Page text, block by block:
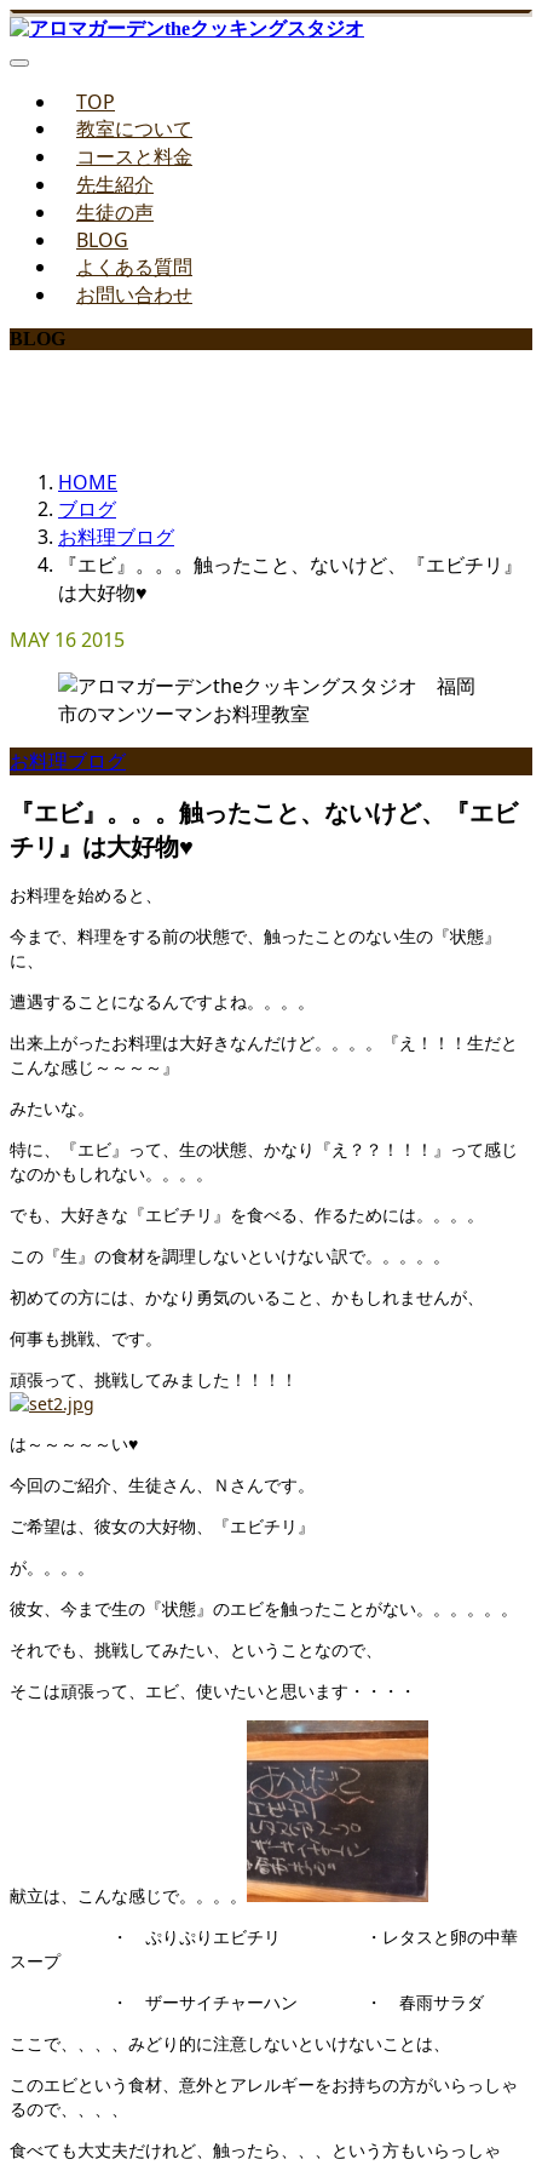
TOP
教室について
コースと料金
先生紹介
生徒の声
BLOG
よくある質問
お問い合わせ
BLOG
HOME
ブログ
お料理ブログ
『エビ』。。。触ったこと、ないけど、『エビチリ』
は大好物♥
MAY 162015
お料理ブログ
『エビ』。。。触ったこと、ないけど、『エビ
チリ』は大好物♥
お料理を始めると、
今まで、料理をする前の状態で、触ったことのない生の『状態』
に、
遭遇することになるんですよね。。。。
出来上がったお料理は大好きなんだけど。。。。『え！！！生だと
こんな感じ～～～～』
みたいな。
特に、『エビ』って、生の状態、かなり『え？？！！！』って感じ
なのかもしれない。。。。
でも、大好きな『エビチリ』を食べる、作るためには。。。。
この『生』の食材を調理しないといけない訳で。。。。。
初めての方には、かなり勇気のいること、かもしれませんが、
何事も挑戦、です。
頑張って、挑戦してみました！！！！
は～～～～～い♥
今回のご紹介、生徒さん、Ｎさんです。
ご希望は、彼女の大好物、『エビチリ』
が。。。。
彼女、今まで生の『状態』のエビを触ったことがない。。。。。。
それでも、挑戦してみたい、ということなので、
そこは頑張って、エビ、使いたいと思います・・・・
献立は、こんな感じで。。。。
・ ぷりぷりエビチリ ・レタスと卵の中華
スープ
・ ザーサイチャーハン ・ 春雨サラダ
ここで、、、、みどり的に注意しないといけないことは、
このエビという食材、意外とアレルギーをお持ちの方がいらっしゃ
るので、、、、
食べても大丈夫だけれど、触ったら、、、という方もいらっしゃ